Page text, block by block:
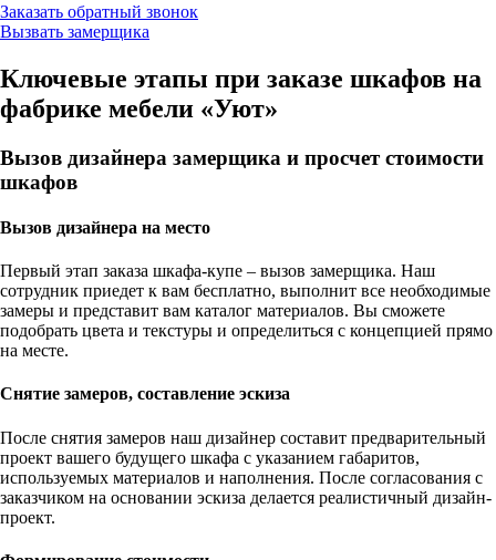
Заказать обратный звонок
Вызвать замерщика
Ключевые этапы при заказе шкафов на
фабрике мебели «Уют»
Вызов дизайнера замерщика и просчет стоимости
шкафов
Вызов дизайнера на место
Первый этап заказа шкафа-купе – вызов замерщика. Наш
сотрудник приедет к вам бесплатно, выполнит все необходимые
замеры и представит вам каталог материалов. Вы сможете
подобрать цвета и текстуры и определиться с концепцией прямо
на месте.
Снятие замеров, составление эскиза
После снятия замеров наш дизайнер составит предварительный
проект вашего будущего шкафа с указанием габаритов,
используемых материалов и наполнения. После согласования с
заказчиком на основании эскиза делается реалистичный дизайн-
проект.